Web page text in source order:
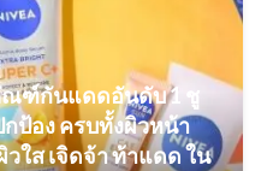
ณฑ์กันแดดอันดับ 1 ชู
ป้อง ครบทั้งผิวหน้า
ใส เจิดจ้า ท้าแดด ใน